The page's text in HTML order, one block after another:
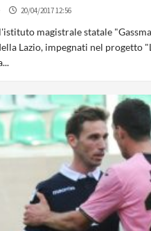
20/04/2017 12:56
magistrale statale
Lazio, impegnati nel progetto